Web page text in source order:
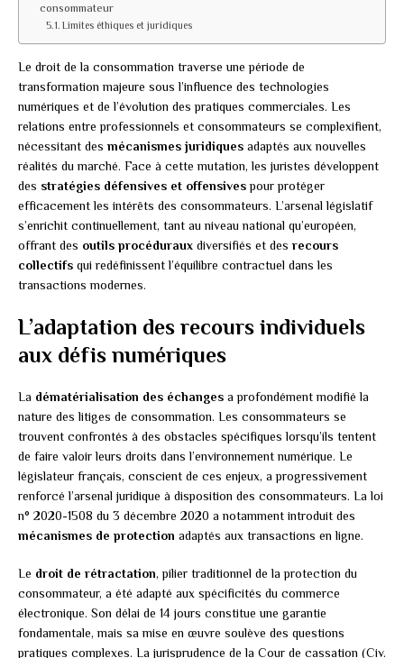
consommateur
Limites éthiques et juridiques
Le droit de la consommation traverse une période de
transformation majeure sous l’influence des technologies
numériques et de l’évolution des pratiques commerciales. Les
relations entre professionnels et consommateurs se complexifient,
nécessitant des mécanismes juridiques adaptés aux nouvelles
réalités du marché. Face à cette mutation, les juristes développent
des stratégies défensives et offensivespour protéger
efficacement les intérêts des consommateurs. L’arsenal législatif
s’enrichit continuellement, tant au niveau national qu’européen,
offrant des outils procéduraux diversifiés et des recours
collectifs qui redéfinissent l’équilibre contractuel dans les
transactions modernes.
L’adaptation des recours individuels
aux défis numériques
La dématérialisation des échanges a profondément modifié la
nature des litiges de consommation. Les consommateurs se
trouvent confrontés à des obstacles spécifiques lorsqu’ils tentent
de faire valoir leurs droits dans l’environnement numérique. Le
législateur français, conscient de ces enjeux, a progressivement
renforcé l’arsenal juridique à disposition des consommateurs. La loi
n° 2020-1508 du 3 décembre 2020 a notamment introduit des
mécanismes de protection adaptés aux transactions en ligne.
Le droit de rétractation, pilier traditionnel de la protection du
consommateur, a été adapté aux spécificités du commerce
électronique. Son délai de 14 jours constitue une garantie
fondamentale, mais sa mise en œuvre soulève des questions
pratiques complexes. La jurisprudence de la Cour de cassation (Civ.